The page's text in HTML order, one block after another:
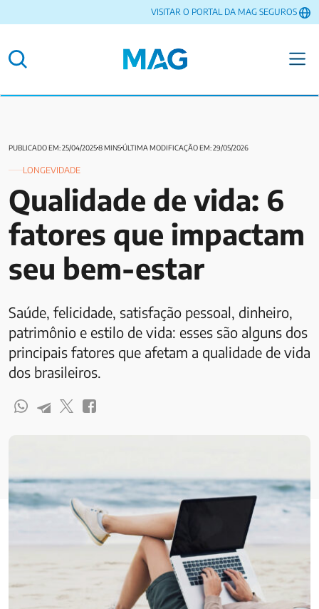
VISITAR O PORTAL DA MAG SEGUROS
PUBLICADO EM: 25/04/20258 MINSÚLTIMA MODIFICAÇÃO EM: 29/05/2026
LONGEVIDADE
Qualidade de vida: 6
fatores que impactam
seu bem-estar
Saúde, felicidade, satisfação pessoal, dinheiro,
patrimônio e estilo de vida: esses são alguns dos
principais fatores que afetam a qualidade de vida
dos brasileiros.